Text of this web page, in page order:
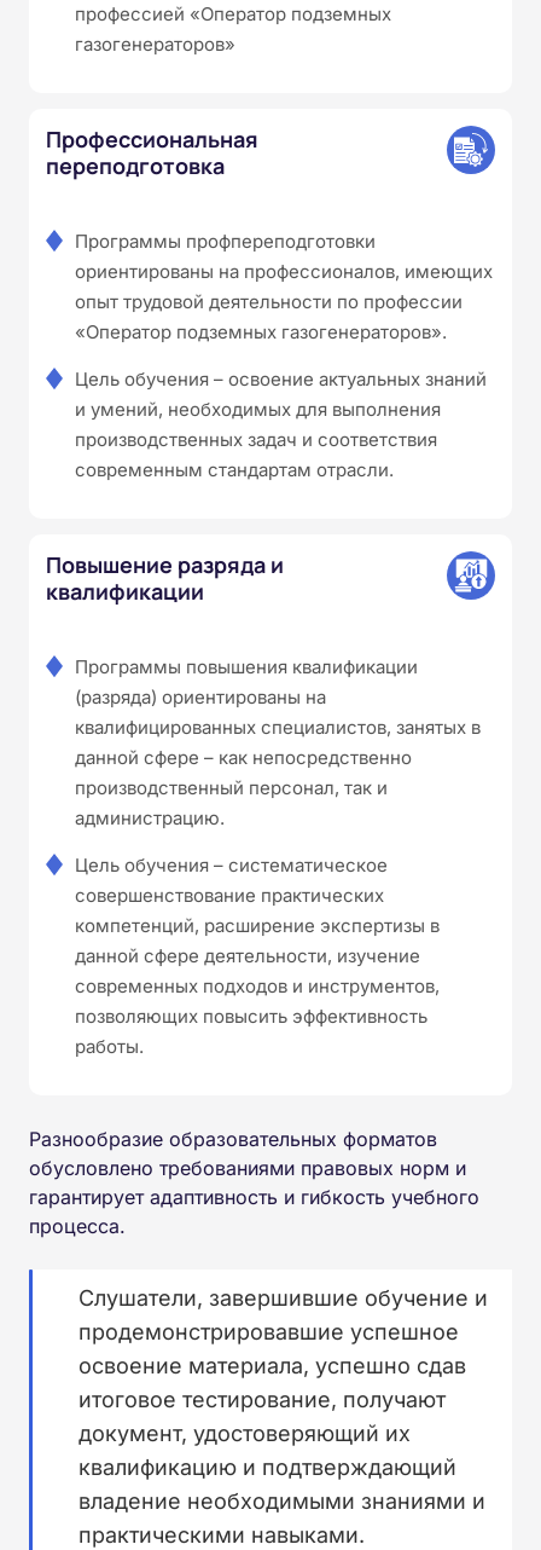
профессией «Оператор подземных
газогенераторов»
Профессиональная
переподготовка
Программы профпереподготовки
ориентированы на профессионалов, имеющих
опыт трудовой деятельности по профессии
«Оператор подземных газогенераторов».
Цель обучения – освоение актуальных знаний
и умений, необходимых для выполнения
производственных задач и соответствия
современным стандартам отрасли.
Повышение разряда и
квалификации
Программы повышения квалификации
(разряда) ориентированы на
квалифицированных специалистов, занятых в
данной сфере – как непосредственно
производственный персонал, так и
администрацию.
Цель обучения – систематическое
совершенствование практических
компетенций, расширение экспертизы в
данной сфере деятельности, изучение
современных подходов и инструментов,
позволяющих повысить эффективность
работы.
Разнообразие образовательных форматов
обусловлено требованиями правовых норм и
гарантирует адаптивность и гибкость учебного
процесса.
Слушатели, завершившие обучение и
продемонстрировавшие успешное
освоение материала, успешно сдав
итоговое тестирование, получают
документ, удостоверяющий их
квалификацию и подтверждающий
владение необходимыми знаниями и
практическими навыками.